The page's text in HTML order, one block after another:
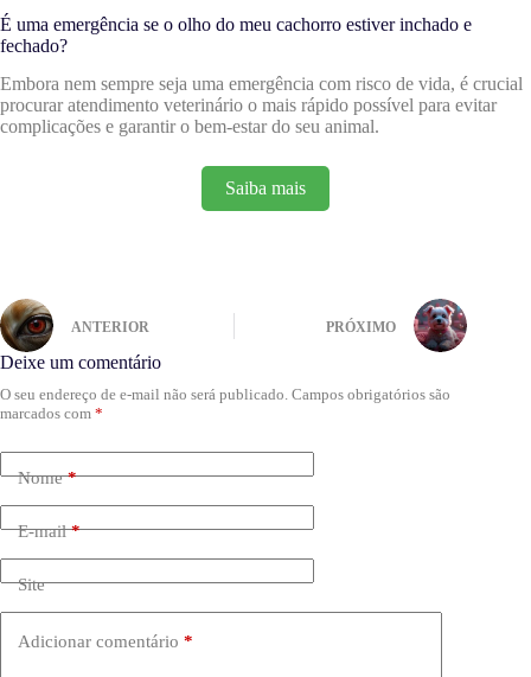
É uma emergência se o olho do meu cachorro estiver inchado e
fechado?
Embora nem sempre seja uma emergência com risco de vida, é crucial
procurar atendimento veterinário o mais rápido possível para evitar
complicações e garantir o bem-estar do seu animal.
Saiba mais
ANTERIOR PRÓXIMO
Deixe um comentário
O seu endereço de e-mail não será publicado. Campos obrigatórios são
marcados com *
Nome*
E-mail*
Site
Adicionar comentário *